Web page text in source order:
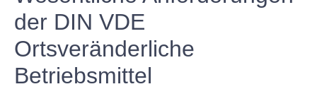
der DIN VDE
Ortsveränderliche
Betriebsmittel